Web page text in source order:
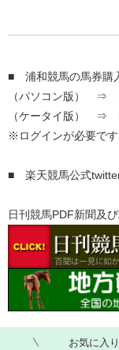
■ 浦和競馬の馬券購
（パソコン版） ⇒
（ケータイ版） ⇒
※ログインが必要です
■ 楽天競馬公式
日刊競馬PDF新聞及
お気に入